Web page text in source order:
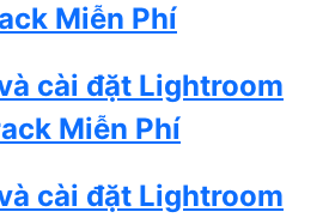
Miễn Phí
cài đặt Lightroom
Miễn Phí
cài đặt Lightroom